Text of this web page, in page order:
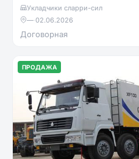
Укладчики сларри-сил
—·02.06.2026
Договорная
ПРОДАЖА